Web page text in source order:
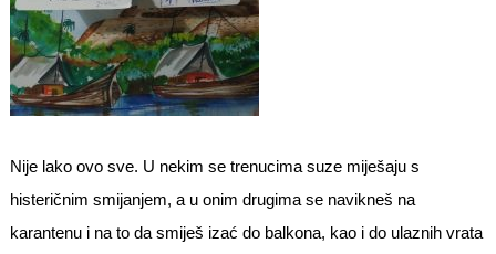
Nije lako ovo sve. U nekim se trenucima suze miješaju s
histeričnim smijanjem, a u onim drugima se navikneš na
karantenu i na to da smiješ izać do balkona, kao i do ulaznih vrata